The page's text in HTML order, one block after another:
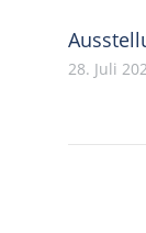
28. Juli